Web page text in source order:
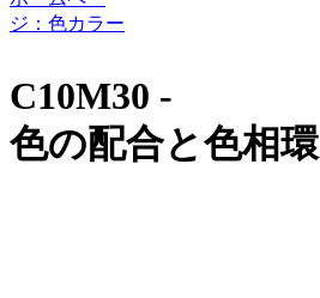
C10M30 -
色の配合と色相環